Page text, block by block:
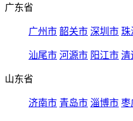
广东省
广州市 韶关市 深圳市 珠
汕尾市 河源市 阳江市 清
山东省
济南市 青岛市 淄博市 枣